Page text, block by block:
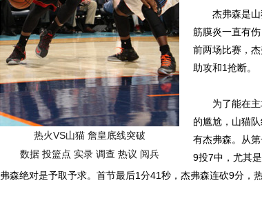
热火VS山猫 詹皇底线突破
数据 投篮点 实录 调查 热议 阅兵
杰弗森是山
筋膜炎一直有
前两场比赛，
助攻和1抢断。
为了能在主
的尴尬，山猫
有杰弗森。从
9投7中，尤其
弗森绝对是予取予求。首节最后1分41秒，杰弗森连砍9分，